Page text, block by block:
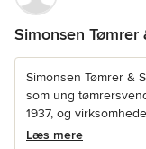
Simonsen
Simonsen Tømrer &
som ung
1937, og
Læs mere